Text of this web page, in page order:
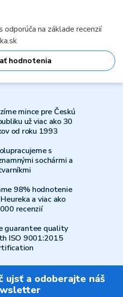
odporúča na základe recenzií
hodnotenia
mince pre Českú
už viac ako 30
od roku 1993
s
sochármi a
98% hodnotenie
a viac ako
recenzií
guarantee quality
ISO 9001:2015
ujsť a odoberajte náš